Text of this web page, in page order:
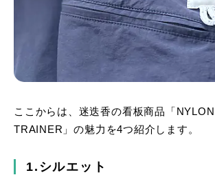
ここからは、迷迭香の看板商品「
TRAINER」の魅力を4つ紹介します。
1.シルエット